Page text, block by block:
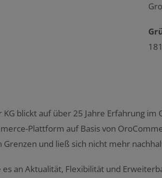
blickt auf über 25 Jahre Erfahrung im
Plattform auf Basis von
Grenzen und ließ sich nicht mehr
an Aktualität, Flexibilität und